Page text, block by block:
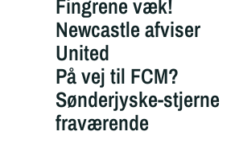
Fingrene væk!
Newcastle afviser
United
På vej til FCM?
Sønderjyske-stjerne
fraværende